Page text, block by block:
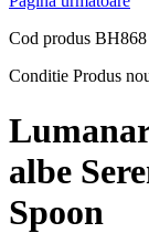
Cod produs BH868
Conditie Produs
albe
Spoon